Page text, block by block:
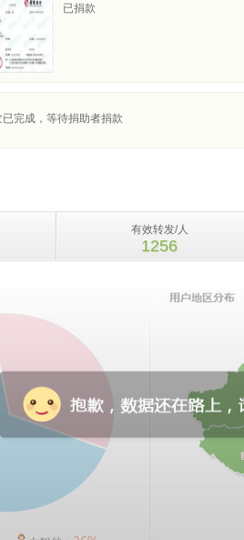
已捐款
已完成，等待捐助者捐款
有效转发/人
1256